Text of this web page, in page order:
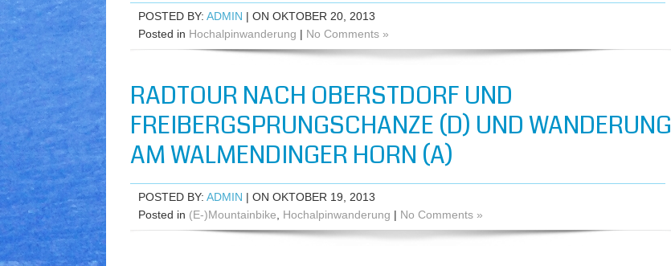
POSTED BY: ADMIN | ON OKTOBER 20, 2013
Posted in Hochalpinwanderung | No Comments »
RADTOUR NACH OBERSTDORF UND
FREIBERGSPRUNGSCHANZE (D) UND WANDERUNG
AM WALMENDINGER HORN (A)
POSTED BY: ADMIN | ON OKTOBER 19, 2013
Posted in (E-)Mountainbike Hochalpinwanderung | No Comments »